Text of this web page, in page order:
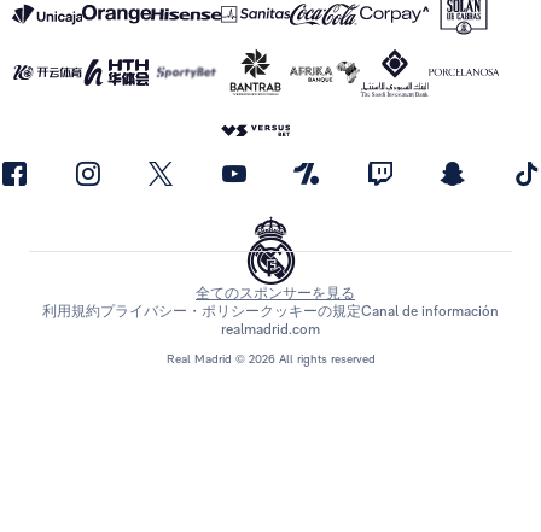
Real Madrid © 2026 All rights reserved
全てのスポンサーを見る
利用規約プライバシー・ポリシークッキーの規定Canal de información
realmadrid.com